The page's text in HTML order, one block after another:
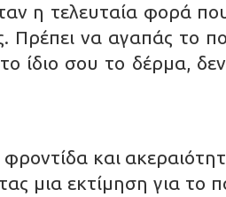
η τελευταία φορά
να αγαπάς το
ίδιο σου το δέρμα,
και
μια εκτίμηση για το